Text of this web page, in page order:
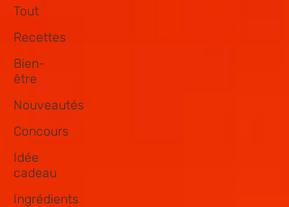
Tout
Recettes
Bien-
être
Nouveautés
Concours
Idée
cadeau
Ingrédients